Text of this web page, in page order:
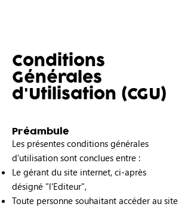
Conditions
Générales
d'Utilisation (CGU)
Préambule
Les présentes conditions générales
d'utilisation sont conclues entre :
Le gérant du site internet, ci-après
désigné "l'Editeur",
Toute personne souhaitant accéder au site